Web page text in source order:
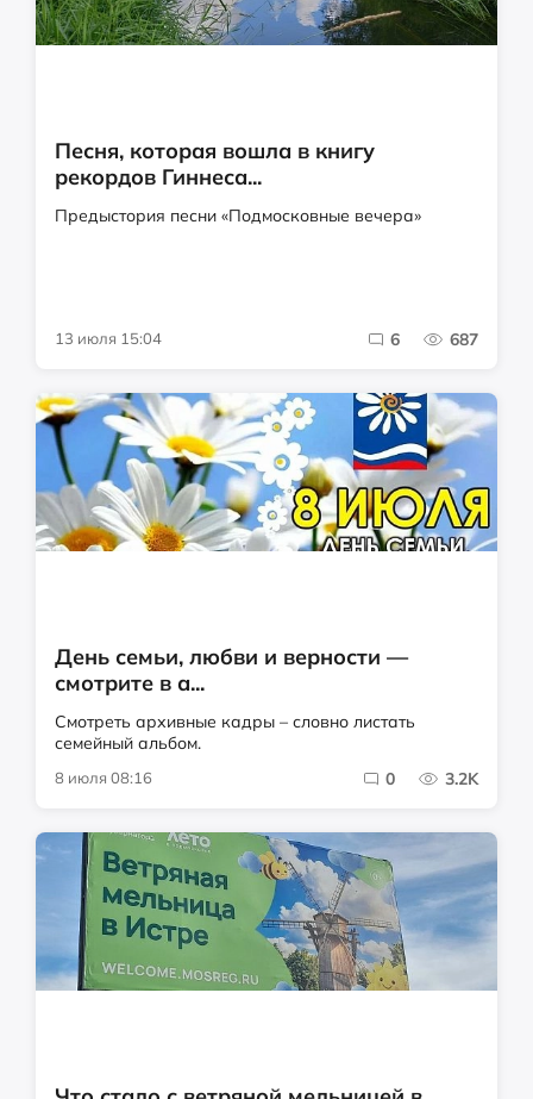
Песня, которая вошла в книгу
рекордов Гиннеса...
Предыстория песни «Подмосковные вечера»
13 июля 15:04 6 687
День семьи, любви и верности —
смотрите в а...
Смотреть архивные кадры – словно листать
семейный альбом.
8 июля 08:16 0 3.2K